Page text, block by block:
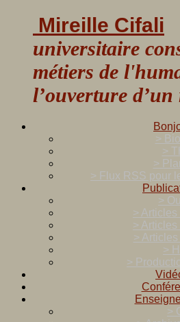
Mireille Cifali
universitaire
métiers de
l’ouverture
>
>
>
> Flux RSS pour
>
>
>
>
>
>
>